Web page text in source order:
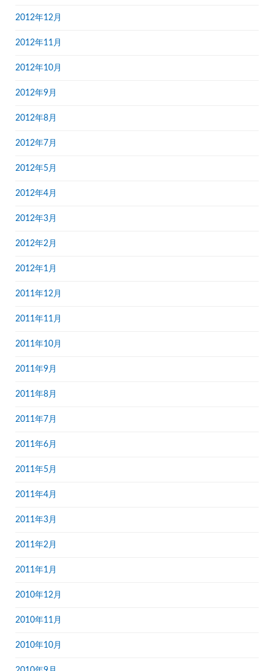
2012年12月
2012年11月
2012年10月
2012年9月
2012年8月
2012年7月
2012年5月
2012年4月
2012年3月
2012年2月
2012年1月
2011年12月
2011年11月
2011年10月
2011年9月
2011年8月
2011年7月
2011年6月
2011年5月
2011年4月
2011年3月
2011年2月
2011年1月
2010年12月
2010年11月
2010年10月